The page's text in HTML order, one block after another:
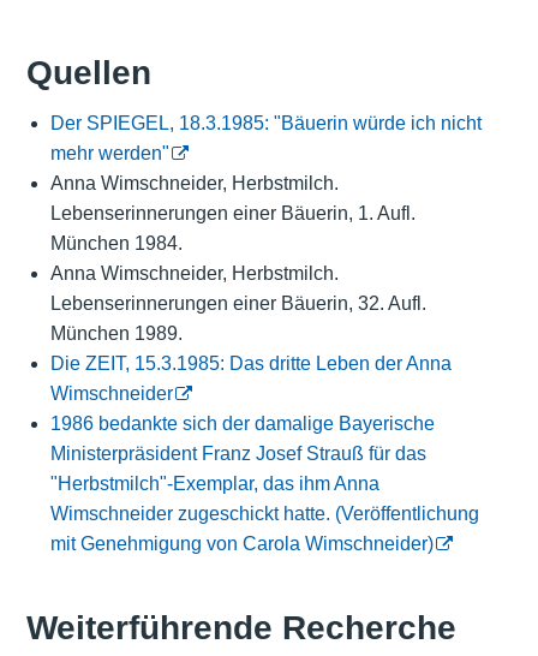
Quellen
Der SPIEGEL, 18.3.1985: "Bäuerin würde ich nicht
mehr werden"
Anna Wimschneider, Herbstmilch.
Lebenserinnerungen einer Bäuerin, 1. Aufl.
München 1984.
Anna Wimschneider, Herbstmilch.
Lebenserinnerungen einer Bäuerin, 32. Aufl.
München 1989.
Die ZEIT, 15.3.1985: Das dritte Leben der Anna
Wimschneider
1986 bedankte sich der damalige Bayerische
Ministerpräsident Franz Josef Strauß für das
"Herbstmilch"-Exemplar, das ihm Anna
Wimschneider zugeschickt hatte. (Veröffentlichung
mit Genehmigung von Carola Wimschneider)
Weiterführende Recherche